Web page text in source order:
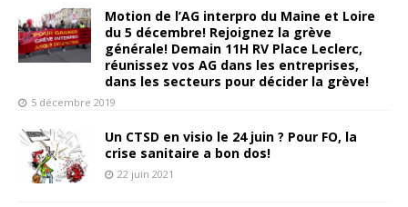
Motion de l’AG interpro du Maine et Loire
du 5 décembre! Rejoignez la grève
générale! Demain 11H RV Place Leclerc,
réunissez vos AG dans les entreprises,
dans les secteurs pour décider la grève!
5 décembre 2019
Un CTSD en visio le 24 juin ? Pour FO, la
crise sanitaire a bon dos!
22 juin 2021